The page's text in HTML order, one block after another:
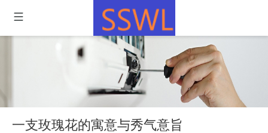
一支玫瑰花的寓意与秀气意旨